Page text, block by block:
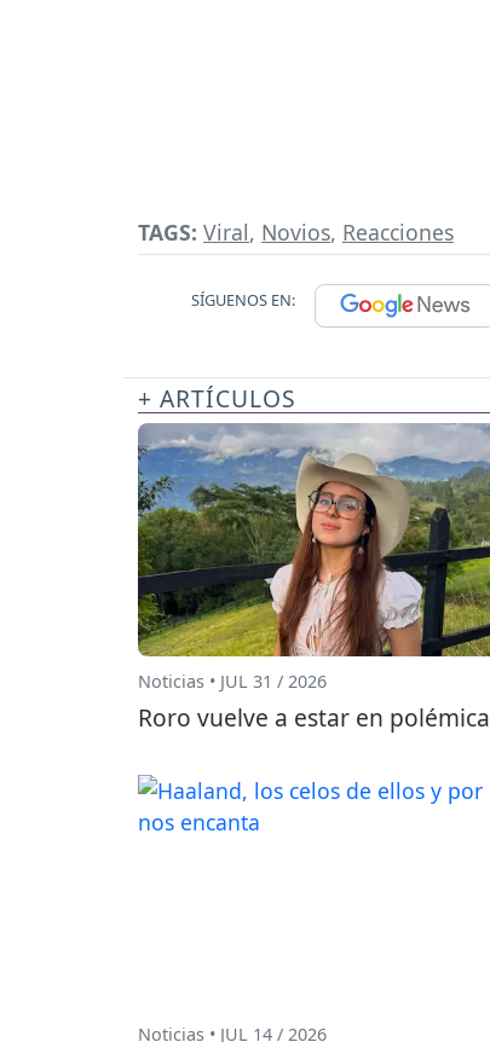
TAGS: Viral, Novios, Reacciones
SÍGUENOS EN:
+ ARTÍCULOS
Noticias • JUL 31 / 2026
Roro vuelve a estar en polémica
Noticias • JUL 14 / 2026